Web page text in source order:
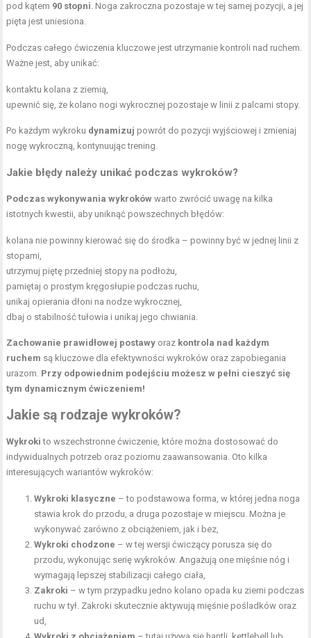
pod kątem 90 stopni. Noga zakroczna pozostaje w tej samej pozycji, a jej
pięta jest uniesiona.
Podczas całego ćwiczenia kluczowe jest utrzymanie kontroli nad ruchem.
Ważne jest, aby unikać:
kontaktu kolana z ziemią,
upewnić się, że kolano nogi wykrocznej pozostaje w linii z palcami stopy.
Po każdym wykroku dynamizuj powrót do pozycji wyjściowej i zmieniaj
nogę wykroczną, kontynuując trening.
Jakie błędy należy unikać podczas wykroków?
Podczas wykonywania wykroków warto zwrócić uwagę na kilka
istotnych kwestii, aby uniknąć powszechnych błędów:
kolana nie powinny kierować się do środka – powinny być w jednej linii z
stopami,
utrzymuj piętę przedniej stopy na podłożu,
pamiętaj o prostym kręgosłupie podczas ruchu,
unikaj opierania dłoni na nodze wykrocznej,
dbaj o stabilność tułowia i unikaj jego chwiania.
Zachowanie prawidłowej postawy oraz kontrola nad każdym
ruchem są kluczowe dla efektywności wykroków oraz zapobiegania
urazom. Przy odpowiednim podejściu możesz w pełni cieszyć się
tym dynamicznym ćwiczeniem!
Jakie są rodzaje wykroków?
Wykroki to wszechstronne ćwiczenie, które można dostosować do
indywidualnych potrzeb oraz poziomu zaawansowania. Oto kilka
interesujących wariantów wykroków:
Wykroki klasyczne – to podstawowa forma, w której jedna noga
stawia krok do przodu, a druga pozostaje w miejscu. Można je
wykonywać zarówno z obciążeniem, jak i bez,
Wykroki chodzone – w tej wersji ćwiczący porusza się do
przodu, wykonując serię wykroków. Angażują one mięśnie nóg i
wymagają lepszej stabilizacji całego ciała,
Zakroki – w tym przypadku jedno kolano opada ku ziemi podczas
ruchu w tył. Zakroki skutecznie aktywują mięśnie pośladków oraz
ud,